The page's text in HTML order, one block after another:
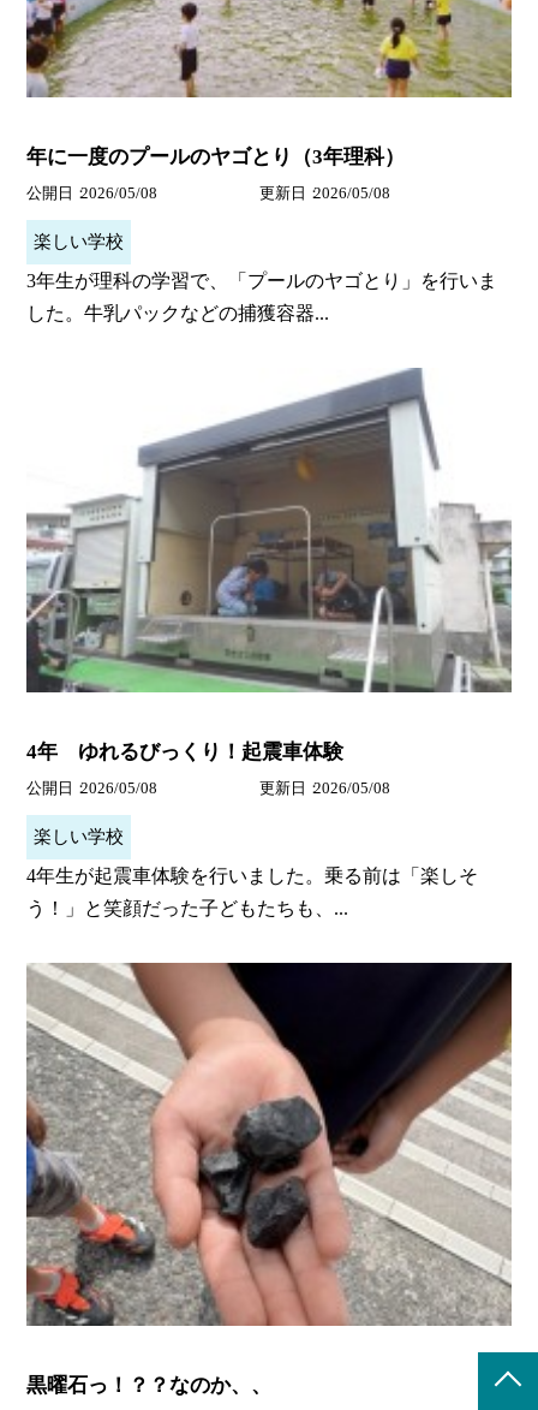
年に一度のプールのヤゴとり（3年理科）
公開日 2026/05/08 更新日 2026/05/08
楽しい学校
3年生が理科の学習で、「プールのヤゴとり」を行いま
した。牛乳パックなどの捕獲容器...
4年 ゆれるびっくり！起震車体験
公開日 2026/05/08 更新日 2026/05/08
楽しい学校
4年生が起震車体験を行いました。乗る前は「楽しそ
う！」と笑顔だった子どもたちも、...
黒曜石っ！？？なのか、、